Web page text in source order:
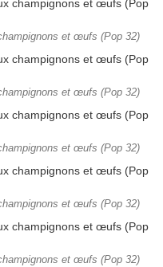
et œufs (Pop 32)
et œufs (Pop 32)
et œufs (Pop 32)
et œufs (Pop 32)
et œufs (Pop 32)